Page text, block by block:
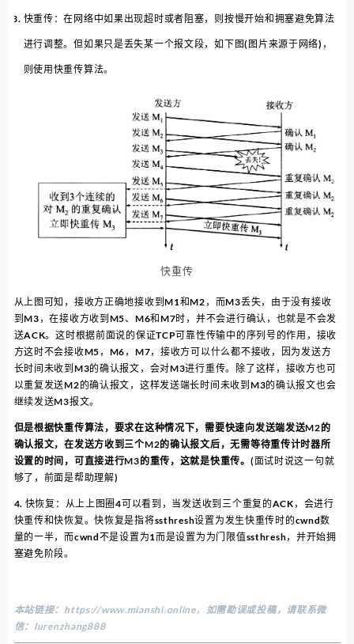
快重传：在网络中如果出现超时或者阻塞，则按慢开始和拥塞避免算法
进行调整。但如果只是丢失某一个报文段，如下图(图片来源于网络)，
则使用快重传算法。
快重传
从上图可知，接收方正确地接收到M1和M2，而M3丢失，由于没有接收
到M3，在接收方收到M5、M6和M7时，并不会进行确认，也就是不会发
送ACK。这时根据前面说的保证TCP可靠性传输中的序列号的作用，接收
方这时不会接收M5，M6，M7，接收方可以什么都不接收，因为发送方
长时间未收到M3的确认报文，会对M3进行重传。除了这样，接收方也可
以重复发送M2的确认报文，这样发送端长时间未收到M3的确认报文也会
继续发送M3报文。
但是根据快重传算法，要求在这种情况下，需要快速向发送端发送M2的
确认报文，在发送方收到三个M2的确认报文后，无需等待重传计时器所
设置的时间，可直接进行M3的重传，这就是快重传。 (面试时说这一句就
够了，前面是帮助理解)
4. 快恢复：从上上图圈4可以看到，当发送收到三个重复的ACK，会进行
快重传和快恢复。快恢复是指将ssthresh设置为发生快重传时的cwnd数
量的一半，而cwnd不是设置为1而是设置为为门限值ssthresh，并开始拥
塞避免阶段。
本站链接： https://www.mianshi.online， 如需勘误或投稿，请联系微
信：lurenzhang888